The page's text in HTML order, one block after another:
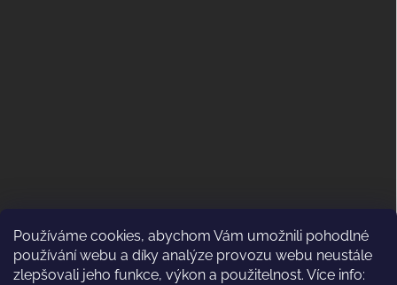
Používáme cookies, abychom Vám umožnili pohodlné
používání webu a díky analýze provozu webu neustále
zlepšovali jeho funkce, výkon a použitelnost. Více info:
ODSTOUPENÍ OD KUPNÍ SMLOUVY
(VRÁCENÍ)